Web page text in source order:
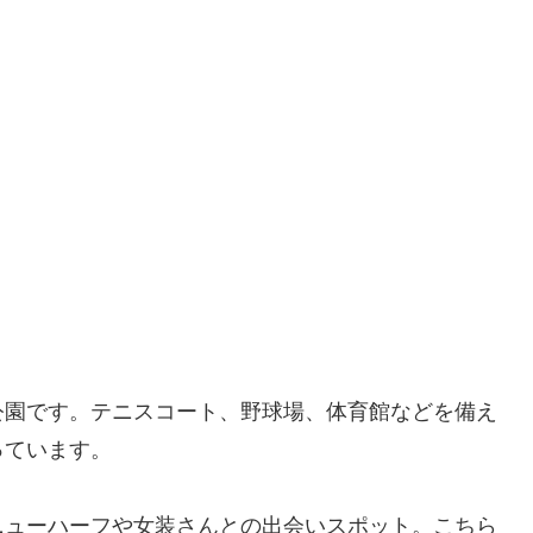
です。テニスコート、野球場、体育館などを備え
います。
ーハーフや女装さんとの出会いスポット。こちら